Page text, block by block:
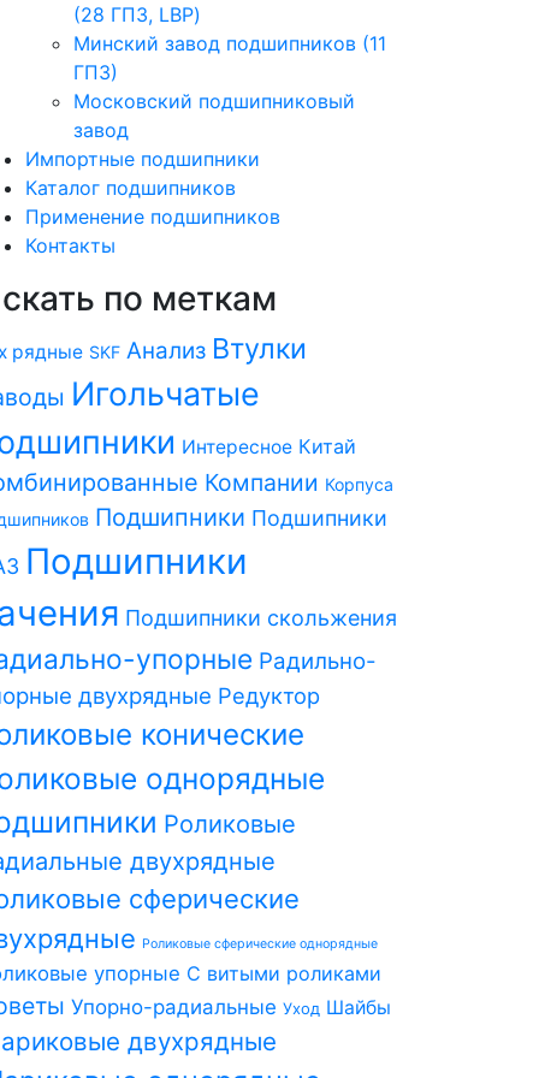
(28 ГПЗ, LBP)
Минский завод подшипников (11
ГПЗ)
Московский подшипниковый
завод
Импортные подшипники
Каталог подшипников
Применение подшипников
Контакты
по меткам
рядные SKF Анализ Втулки
Игольчатые
Интересное Китай
Компании Корпуса
Подшипники Подшипники
Подшипники
Подшипники скольжения
упорные Радильно-
двухрядные Редуктор
конические
однорядные
Роликовые
двухрядные
сферические
Роликовые сферические однорядные
упорные С витыми роликами
Упорно-радиальные Уход Шайбы
двухрядные